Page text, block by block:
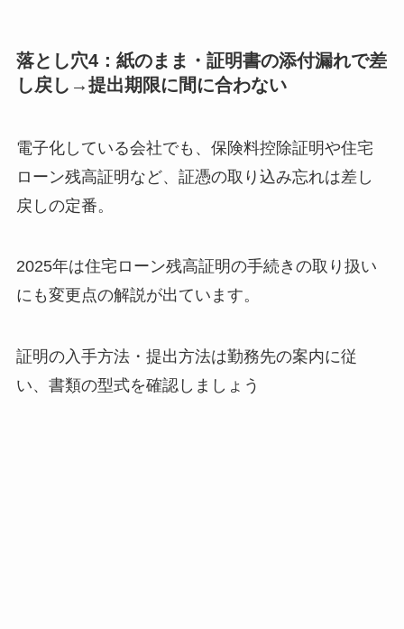
落とし穴4：紙のまま・証明書の添付漏れで差
し戻し→提出期限に間に合わない
電子化している会社でも、保険料控除証明や住宅
ローン残高証明など、証憑の取り込み忘れは差し
戻しの定番。
2025年は住宅ローン残高証明の手続きの取り扱い
にも変更点の解説が出ています。
証明の入手方法・提出方法は勤務先の案内に従
い、書類の型式を確認しましょう